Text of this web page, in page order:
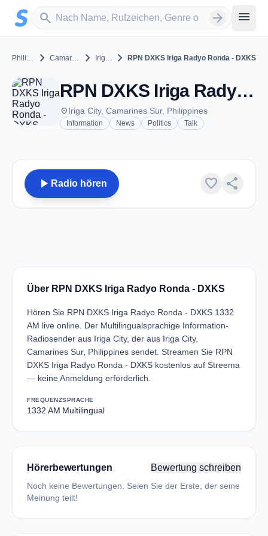
Zum Hauptinhalt springen
search
Sender suchen arrow_forward menu
Philippines chevron_right Camarines Sur chevron_right Iriga City chevron_right RPN DXKS Iriga Radyo Ronda - DXKS
RPN DXKS Iriga Radyo Ronda - DXKS - AM 1332 - Iriga City
placeIriga City, Camarines Sur, Philippines
Information News Politics Talk
play_arrow Radio hören favorite share
Über RPN DXKS Iriga Radyo Ronda - DXKS
Hören Sie RPN DXKS Iriga Radyo Ronda - DXKS 1332
AM live online. Der Multilingualsprachige Information-
Radiosender aus Iriga City, der aus Iriga City,
Camarines Sur, Philippines sendet. Streamen Sie RPN
DXKS Iriga Radyo Ronda - DXKS kostenlos auf Streema
— keine Anmeldung erforderlich.
FREQUENZ
1332 AM
SPRACHE
Multilingual
Hörerbewertungen Bewertung schreiben
Noch keine Bewertungen. Seien Sie der Erste, der seine
Meinung teilt!